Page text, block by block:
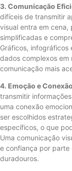
3. Comunicação
difíceis de transmitir
visual entra em cena,
simplificadas e
Gráficos, infográficos
dados complexos em
comunicação mais
4. Emoção e
transmitir
uma conexão
ser escolhidos
específicos, o que
Uma comunicação
e confiança por parte
duradouros.